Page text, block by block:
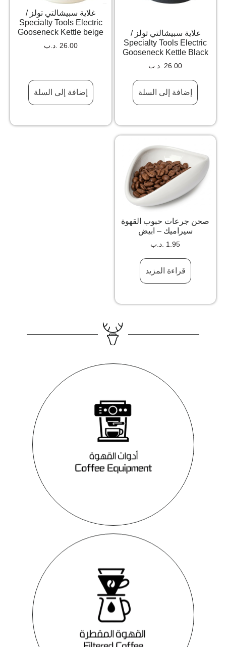
غلاية سبيشالتي تولز /
Specialty Tools Electric
Gooseneck Kettle Black
26.00 .د.ب
إضافة إلى السلة
غلاية سبيشالتي تولز /
Specialty Tools Electric
Gooseneck Kettle beige
26.00 .د.ب
إضافة إلى السلة
صحن جرعات حبوب القهوة
سيراميك – ابيض
1.95 .د.ب
قراءة المزيد